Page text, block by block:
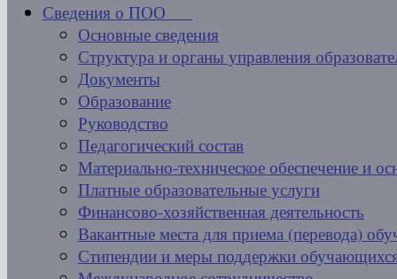
Сведения о ПОО
Основные сведения
Структура и органы управления
Документы
Образование
Руководство
Педагогический состав
Материально-техническое обеспечение и
Платные образовательные услуги
Финансово-хозяйственная деятельность
Вакантные места для приема (перевода)
Стипендии и меры поддержки